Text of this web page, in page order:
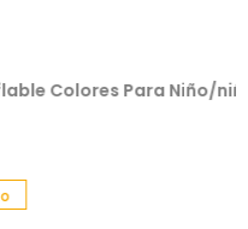
Para Niño/niña